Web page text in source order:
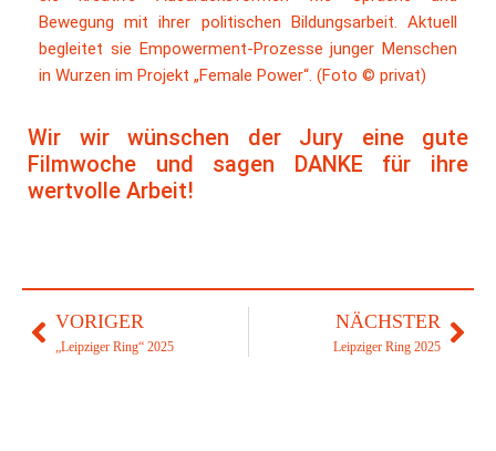
Bewegung mit ihrer politischen Bildungsarbeit. Aktuell
begleitet sie Empowerment-Prozesse junger Menschen
in Wurzen im Projekt „Female Power“. (Foto © privat)
Wir wir wünschen der Jury eine gute
Filmwoche und sagen DANKE für ihre
wertvolle Arbeit!
VORIGER
„Leipziger Ring“ 2025
NÄCHSTER
Leipziger Ring 2025